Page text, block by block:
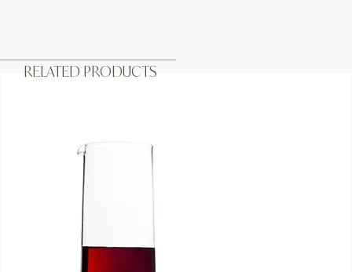
RELATED PRODUCTS